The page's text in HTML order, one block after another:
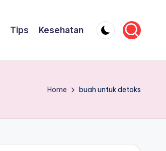
Tips Kesehatan
Home buah untuk detoks